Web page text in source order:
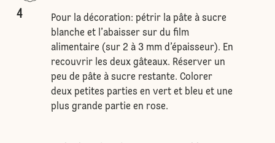
4
Pour la décoration: pétrir la pâte à sucre
blanche et l’abaisser sur du film
alimentaire (sur 2 à 3 mm d’épaisseur). En
recouvrir les deux gâteaux. Réserver un
peu de pâte à sucre restante. Colorer
deux petites parties en vert et bleu et une
plus grande partie en rose.